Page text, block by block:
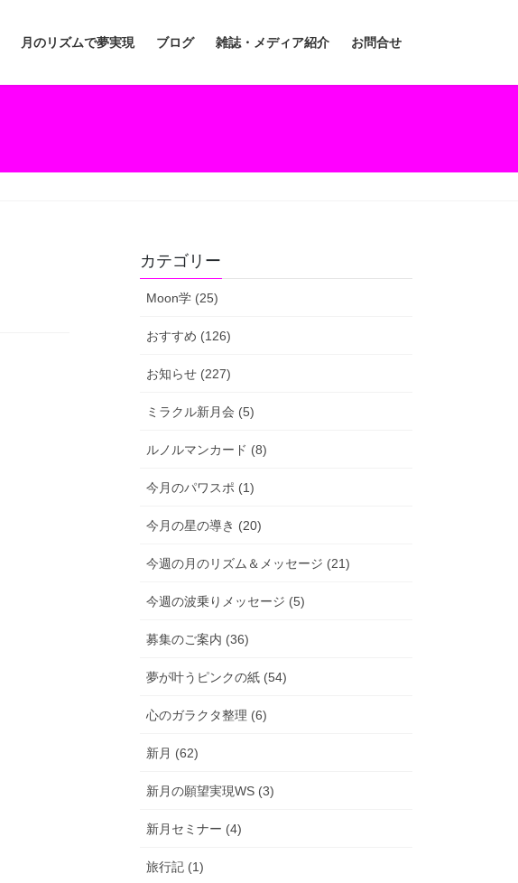
月のリズムで夢実現 ブログ 雑誌・メディア紹介 お問合せ
カテゴリー
Moon学 (25)
おすすめ (126)
お知らせ (227)
ミラクル新月会 (5)
ルノルマンカード (8)
今月のパワスポ (1)
今月の星の導き (20)
今週の月のリズム＆メッセージ (21)
今週の波乗りメッセージ (5)
募集のご案内 (36)
夢が叶うピンクの紙 (54)
心のガラクタ整理 (6)
新月 (62)
新月の願望実現WS (3)
新月セミナー (4)
旅行記 (1)